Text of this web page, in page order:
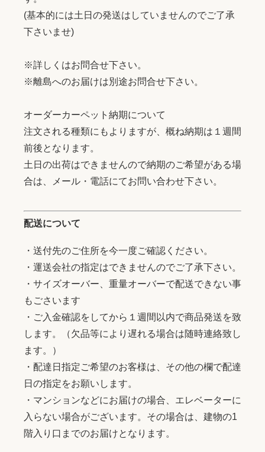
(基本的には土日の発送はしていませんのでご了承
下さいませ)
※詳しくはお問合せ下さい。
※離島へのお届けは別途お問合せ下さい。
オーダーカーペット納期について
注文される種類にもよりますが、概ね納期は１週間
前後となります。
土日の出荷はできませんので納期のご希望がある場
合は、メール・電話にてお問い合わせ下さい。
配送について
・送付先のご住所を今一度ご確認ください。
・運送会社の指定はできませんのでご了承下さい。
・サイズオーバー、重量オーバーで配送できない事
もごさいます
・ご入金確認をしてから１週間以内で商品発送を致
します。（欠品等により遅れる場合は随時連絡致し
ます。）
・配達日指定ご希望のお客様は、その他の欄で配達
日の指定をお願いします。
・マンションなどにお届けの場合、エレベーターに
入らない場合がございます。その場合は、建物の1
階入り口までのお届けとなります。